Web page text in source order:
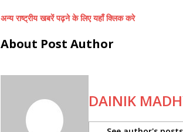
अन्य राष्ट्रीय खबरें पढ़ने के लिए यहाँ क्लिक करे
About Post Author
DAINIK